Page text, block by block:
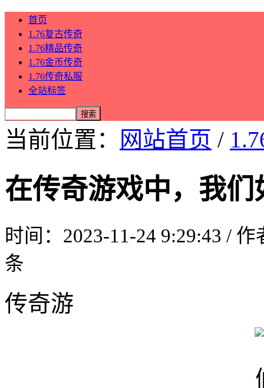
首页
1.76复古传奇
1.76精品传奇
1.76金币传奇
1.76传奇私服
全站标签
当前位置： 网站首页 /
在传奇游戏中，我
时间：2023-11-24 9:29:43 /
条
传奇游